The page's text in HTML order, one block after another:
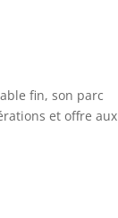
fin, son parc
et offre aux